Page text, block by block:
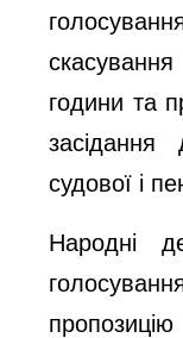
години та
судової і
Народні